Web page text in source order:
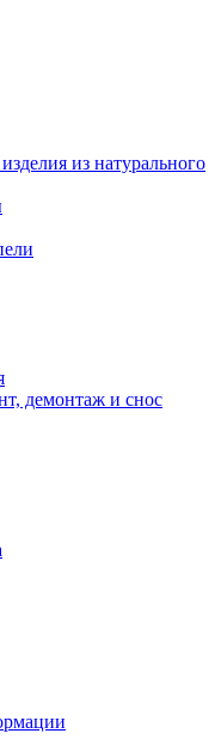
из натурального
демонтаж и снос